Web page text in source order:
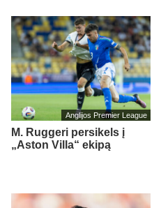
Anglijos Premier League
M. Ruggeri persikels į
„Aston Villa“ ekipą